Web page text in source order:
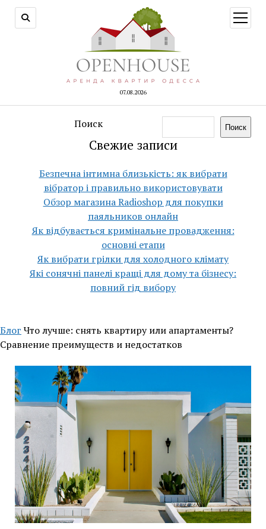
07.08.2026
меню
Поиск Поиск
Свежие записи
Безпечна інтимна близькість: як вибрати
вібратор і правильно використовувати
Обзор магазина Radioshop для покупки
паяльников онлайн
Як відбувається кримінальне провадження:
основні етапи
Як вибрати грілки для холодного клімату
Які сонячні панелі кращі для дому та бізнесу:
повний гід вибору
Блог Что лучше: снять квартиру или апартаменты?
Сравнение преимуществ и недостатков